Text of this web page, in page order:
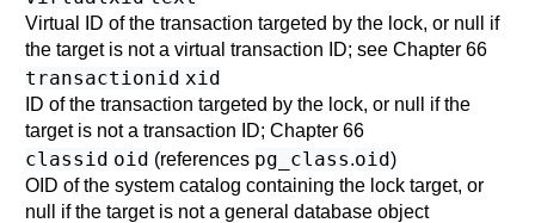
Virtual ID of the transaction targeted by the lock, or null if
the target is not a virtual transaction ID; see Chapter 66
transactionid xid
ID of the transaction targeted by the lock, or null if the
target is not a transaction ID; Chapter 66
classid oid (references pg_class.oid)
OID of the system catalog containing the lock target, or
null if the target is not a general database object